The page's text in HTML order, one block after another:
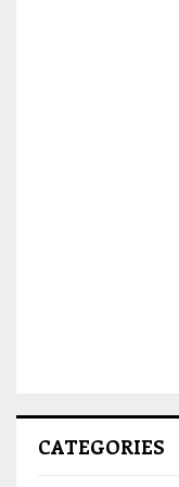
CATEGORIES